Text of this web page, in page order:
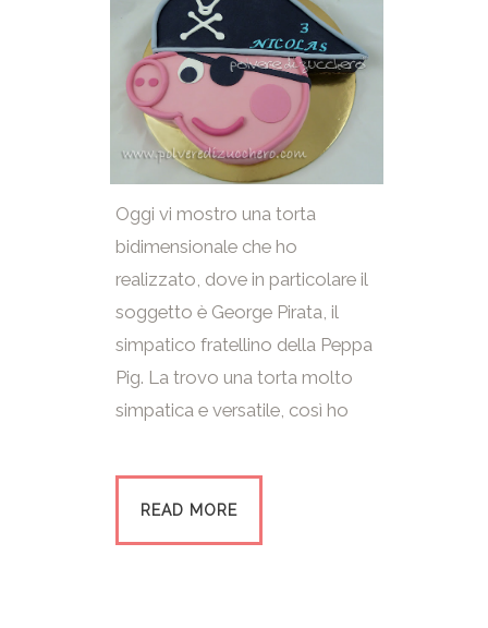
Oggi vi mostro una torta
bidimensionale che ho
realizzato, dove in particolare il
soggetto è George Pirata, il
simpatico fratellino della Peppa
Pig. La trovo una torta molto
simpatica e versatile, così ho
READ MORE